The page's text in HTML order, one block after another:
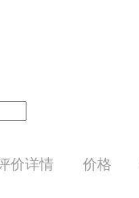
价详情 价格